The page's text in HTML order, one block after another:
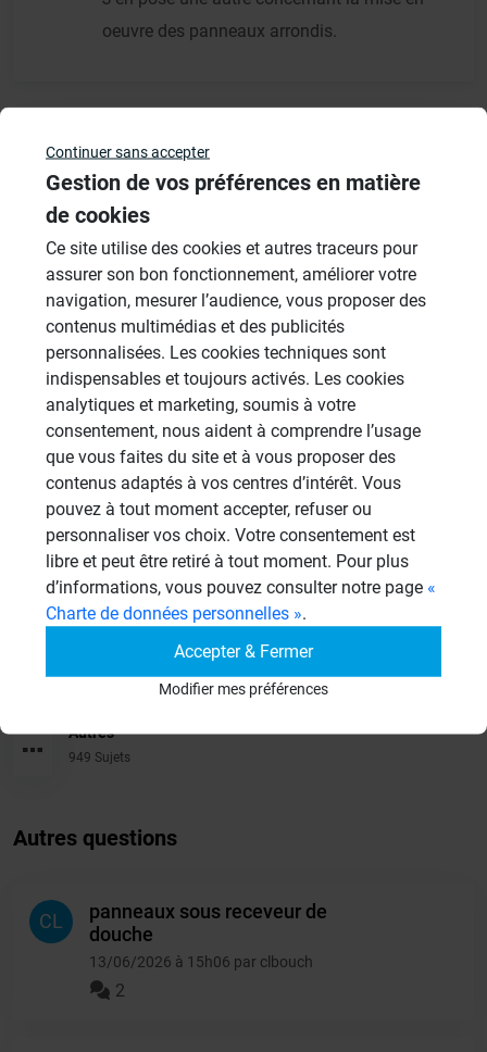
oeuvre des panneaux arrondis.
Résultats - page 1 (2 résultats au total)
Veuillez vousconnecterpour répondre à ce sujet
Sujets
Cabines de hammam
26 Sujets
Systèmes de panneaux à carreler
1206 Sujets
Aménagement Agencement
21 Sujets
Revêtement Finition
19 Sujets
Douches à l'Italienne
Autres
949 Sujets
Autres questions
CL
panneaux sous receveur de
douche
13/06/2026 à 15h06 par clbouch
2
Continuer sans accepter
Gestion de vos préférences en matière
de cookies
Ce site utilise des cookies et autres traceurs pour
assurer son bon fonctionnement, améliorer votre
navigation, mesurer l’audience, vous proposer des
contenus multimédias et des publicités
personnalisées. Les cookies techniques sont
indispensables et toujours activés. Les cookies
analytiques et marketing, soumis à votre
consentement, nous aident à comprendre l’usage
que vous faites du site et à vous proposer des
contenus adaptés à vos centres d’intérêt. Vous
pouvez à tout moment accepter, refuser ou
personnaliser vos choix. Votre consentement est
libre et peut être retiré à tout moment. Pour plus
d’informations, vous pouvez consulter notre page «
Charte de données personnelles ».
Accepter & Fermer
Modifier mes préférences